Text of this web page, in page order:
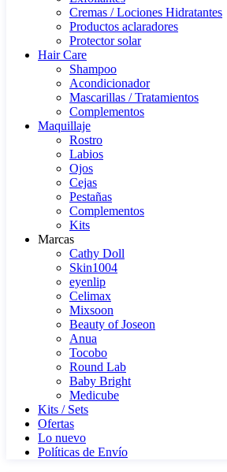
Cremas / Lociones Hidratantes
Productos aclaradores
Protector solar
Hair Care
Shampoo
Acondicionador
Mascarillas / Tratamientos
Complementos
Maquillaje
Rostro
Labios
Ojos
Cejas
Pestañas
Complementos
Kits
Marcas
Cathy Doll
Skin1004
eyenlip
Celimax
Mixsoon
Beauty of Joseon
Anua
Tocobo
Round Lab
Baby Bright
Medicube
Kits / Sets
Ofertas
Lo nuevo
Políticas de Envío